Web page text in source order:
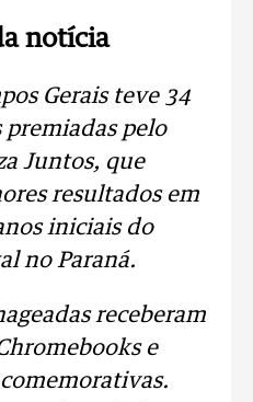
notícia
Gerais teve 34
premiadas pelo
Juntos, que
resultados em
iniciais do
no Paraná.
receberam
e